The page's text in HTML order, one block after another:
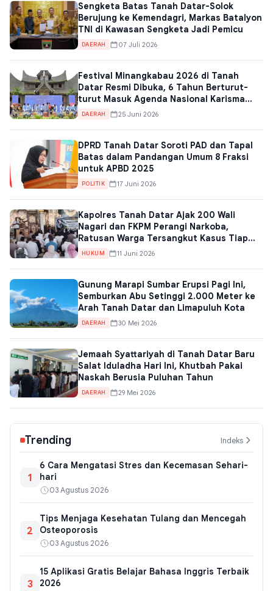
Sengketa Batas Tanah Datar-Solok
Berujung ke Kemendagri, Markas Batalyon
TNI di Kawasan Sengketa Jadi Pemicu
DAERAH 07 Juli 2026
Festival Minangkabau 2026 di Tanah
Datar Resmi Dibuka, 6 Tahun Berturut-
turut Masuk Agenda Nasional Karisma
Event Nusantara
DAERAH 25 Juni 2026
DPRD Tanah Datar Soroti PAD dan Tapal
Batas dalam Pandangan Umum 8 Fraksi
untuk APBD 2025
POLITIK 17 Juni 2026
Kapolres Tanah Datar Ajak 200 Wali
Nagari dan FKPM Perangi Narkoba,
Ratusan Warga Tersangkut Kasus Tiap
Tahun
HUKUM 11 Juni 2026
Gunung Marapi Sumbar Erupsi Pagi Ini,
Semburkan Abu Setinggi 2.000 Meter ke
Arah Tanah Datar dan Limapuluh Kota
DAERAH 30 Mei 2026
Jemaah Syattariyah di Tanah Datar Baru
Salat Iduladha Hari Ini, Khutbah Pakai
Naskah Berusia Puluhan Tahun
DAERAH 29 Mei 2026
Trending Indeks
1
6 Cara Mengatasi Stres dan Kecemasan Sehari-
hari
03 Agustus 2026
2
Tips Menjaga Kesehatan Tulang dan Mencegah
Osteoporosis
03 Agustus 2026
3
15 Aplikasi Gratis Belajar Bahasa Inggris Terbaik
2026